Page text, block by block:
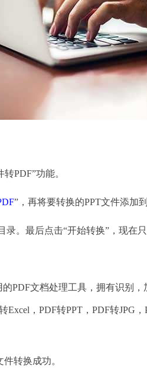
PDF”功能。
”，再将要转换的PPT文件添加
最后点击“开始转换”，现在只
文档处理工具，拥有识别，
Excel，PDF转PPT，PDF转JPG
转换成功。